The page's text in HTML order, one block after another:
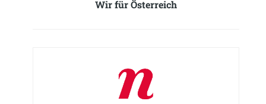
Wir für Österreich